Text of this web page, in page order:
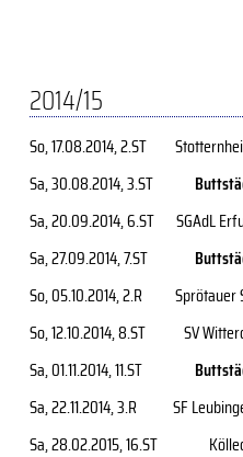
2014/15
So, 17.08.2014, 2.ST
Sa, 30.08.2014, 3.ST
Sa, 20.09.2014, 6.ST SGAdL
Sa, 27.09.2014, 7.ST
So, 05.10.2014, 2.R Sprötauer
So, 12.10.2014, 8.ST SV
Sa, 01.11.2014, 11.ST
Sa, 22.11.2014, 3.R SF
Sa, 28.02.2015, 16.ST